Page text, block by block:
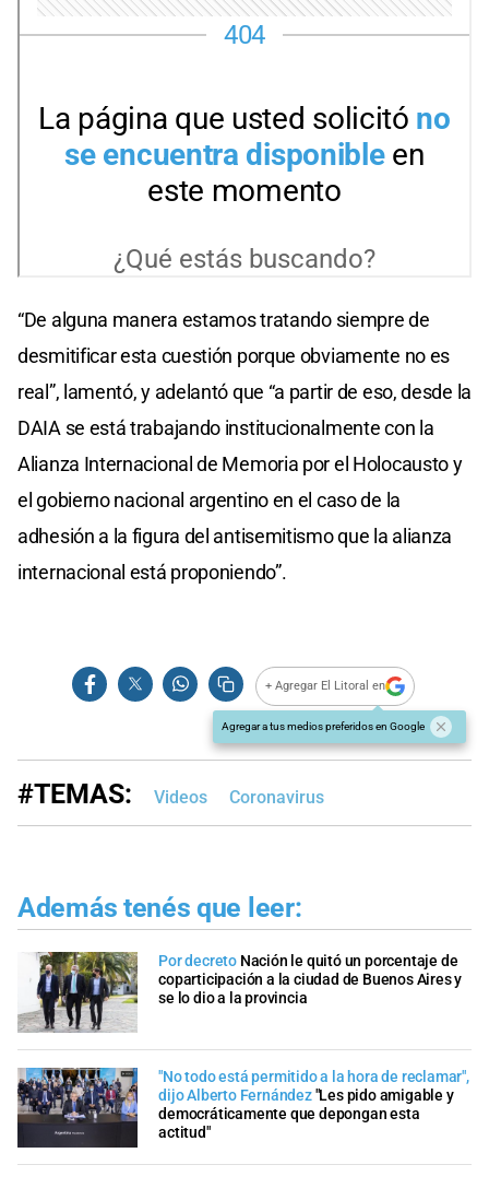
“De alguna manera estamos tratando siempre de
desmitificar esta cuestión porque obviamente no es
real”, lamentó, y adelantó que “a partir de eso, desde la
DAIA se está trabajando institucionalmente con la
Alianza Internacional de Memoria por el Holocausto y
el gobierno nacional argentino en el caso de la
adhesión a la figura del antisemitismo que la alianza
internacional está proponiendo”.
+ Agregar El Litoral en
Agregar a tus medios preferidos en Google
#TEMAS: Videos Coronavirus
Además tenés que leer:
Por decreto Nación le quitó un porcentaje de
coparticipación a la ciudad de Buenos Aires y
se lo dio a la provincia
"No todo está permitido a la hora de reclamar",
dijo Alberto Fernández"Les pido amigable y
democráticamente que depongan esta
actitud"